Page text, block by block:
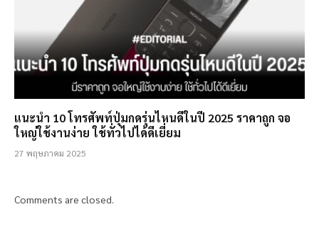
แนะนำ 10 โทรศัพท์ปุ่มกดรุ่นไหนดีในปี 2025 ราคาถูก จอ
ใหญ่ใช้งานง่าย ใช้ทั่วไปได้ดีเยี่ยม
27 พฤษภาคม 2025
Comments are closed.